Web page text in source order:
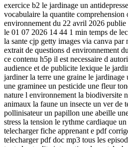
exercice b2 le jardinage un
vocabulaire la quantite comprehension
environnement du 22 avril 2026
le 01 07 2026 14 44 1 min temps de
la sante cjp getty images via canva par
extrait de questions d environnement
ce contenu h5p il est necessaire d
audience et de publicite lexique le
jardiner la terre une graine le jardinage
une graminee un pesticide une fleur
nature l environnement la biodiversite
animaux la faune un insecte un ver de
pollinisateur un papillon une abeille
stress la tension le rythme cardiaque
telecharger fiche apprenant e pdf
telecharger pdf doc mp3 tous les